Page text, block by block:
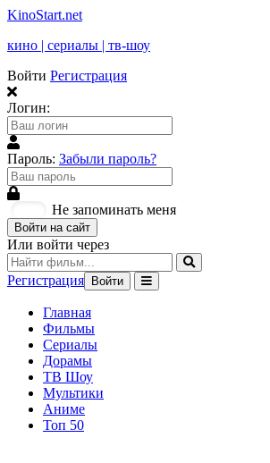
KinoStart.net
кино | сериалы | тв-шоу
Войти Регистрация
Логин:
Пароль: Забыли пароль?
Не запоминать меня
Войти на сайт
Или войти через
Регистрация Войти
Главная
Фильмы
Сериалы
Дорамы
ТВ Шоу
Мультики
Аниме
Топ 50